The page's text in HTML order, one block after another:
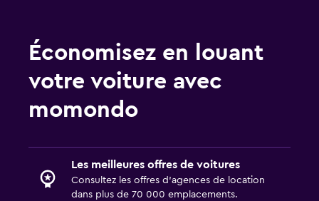
Économisez en louant
votre voiture avec
momondo
Les meilleures offres de voitures
Consultez les offres d’agences de location
dans plus de 70 000 emplacements.